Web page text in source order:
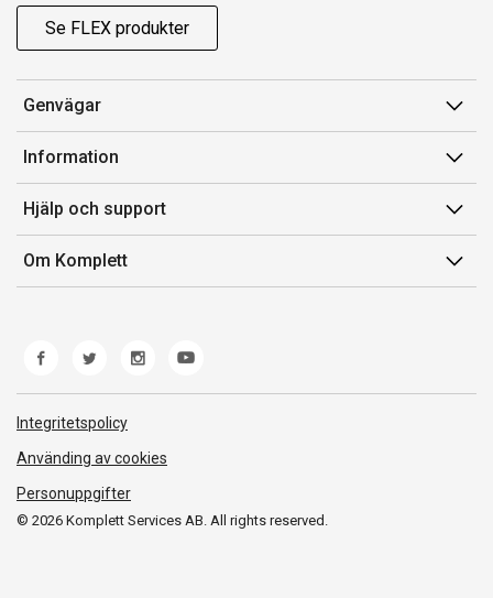
Se FLEX produkter
Genvägar
Konto
Orderhistorik
Presentkort
Komplett Club
Information
Försäljningsvillkor
Medlemsvillkor for Komplett Club
Lediga tjänster
Hjälp och support
Kontakta oss
Kundservice
Produkthjälp och retur
Felsökning och guider
Frakt och leverans
Om Komplett
© 2026 Komplett Services AB. All rights reserved.
Integritetspolicy
Använding av cookies
Personuppgifter